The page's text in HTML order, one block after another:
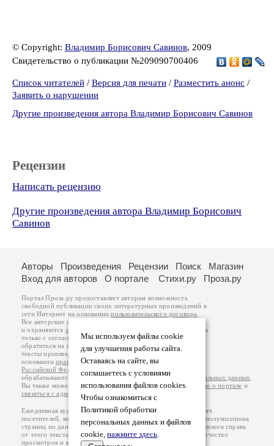
© Copyright: Владимир Борисович Савинов, 2009
Свидетельство о публикации №209090700406
Список читателей / Версия для печати / Разместить анонс /
Заявить о нарушении
Другие произведения автора Владимир Борисович Савинов
Рецензии
Написать рецензию
Другие произведения автора Владимир Борисович
Савинов
Мы используем файлы cookie
для улучшения работы сайта.
Оставаясь на сайте, вы
соглашаетесь с условиями
использования файлов cookies.
Чтобы ознакомиться с
Политикой обработки
персональных данных и файлов
cookie, нажмите здесь.
Авторы Произведения Рецензии Поиск
Магазин
Вход для авторов
О портале Стихи.ру Проза.ру
Портал Проза.ру предоставляет авторам возможность
свободной публикации своих литературных произведений в
сети Интернет на основаниипользовательского договора
Все авторские права на произведения принадлежат авторам
и охраняются законом
. Перепечатка произведений возможна
только с согласия его автора, к которому вы можете
обратиться на его авторской странице. Ответственность за
тексты произведений авторы несут самостоятельно на
основанииправил публикацииизаконодательства
Российской Федерации
обрабатываются на основанииПолитики обработки персональных данных
Вы также можете посмотреть более подробнуюинформацию о портале и
связаться с администрацией
Ежедневная аудитория портала Проза.ру – порядка 100 тысяч
посетителей, которые в общей сумме просматривают более полумиллиона
страниц по данным счетчика посещаемости, который расположен справа
от этого текста. В каждой графе указано по две цифры: количество
просмотров и количество посетителей.